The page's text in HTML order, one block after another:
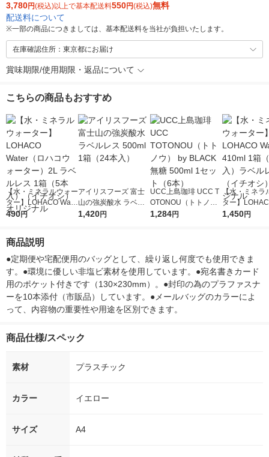
3,780円(税込)以上で基本配送料550円(税込)無料
配送料について
※一部の商品につきましては、基本配送料を当社が負担いたします。
在庫確認住所：東京都にお届け
賞味期限/使用期限・返品について
こちらの商品もおすすめ
【水・ミネラルウォー
ター】LOHACO Wate
r（ロハコウォータ
シ） オリジナル
490円
アイリスフーズ 富士
山の強炭酸水 ラベル
レス 500ml 1箱（24
1,420円
UCC上島珈琲 UCC T
OTONOU（トトノ
ウ） by BLACK無糖 5
1,284円
【水・ミネラ
ター】
r 410ml 1箱（
1,450円
商品説明
●定期便や宅配便用のバッグとして、繰り返し何度でも使用できま
す。●環境に優しい非塩ビ素材を使用しています。●宛名書きカード
用のポケット付きです（130×230mm）。●封印の為のプラファスナ
ーを10本添付（市販品）しています。●メールバッグのカラーによ
って、内容物の重要性や用途を区別できます。
商品仕様/スペック
素材 プラスチック
カラー イエロー
サイズ A4